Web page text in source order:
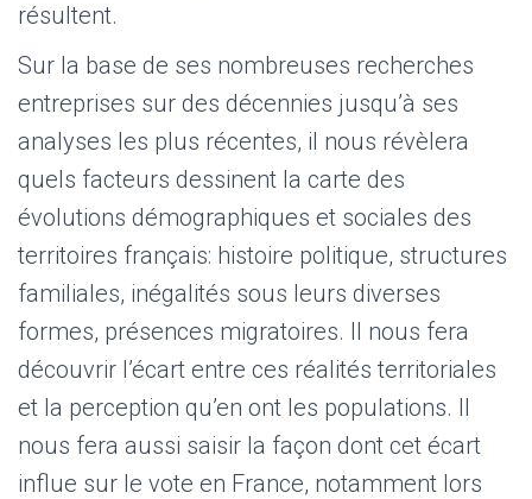
résultent.
Sur la base de ses nombreuses recherches
entreprises sur des décennies jusqu’à ses
analyses les plus récentes, il nous révèlera
quels facteurs dessinent la carte des
évolutions démographiques et sociales des
territoires français: histoire politique, structures
familiales, inégalités sous leurs diverses
formes, présences migratoires. Il nous fera
découvrir l’écart entre ces réalités territoriales
et la perception qu’en ont les populations. Il
nous fera aussi saisir la façon dont cet écart
influe sur le vote en France, notamment lors